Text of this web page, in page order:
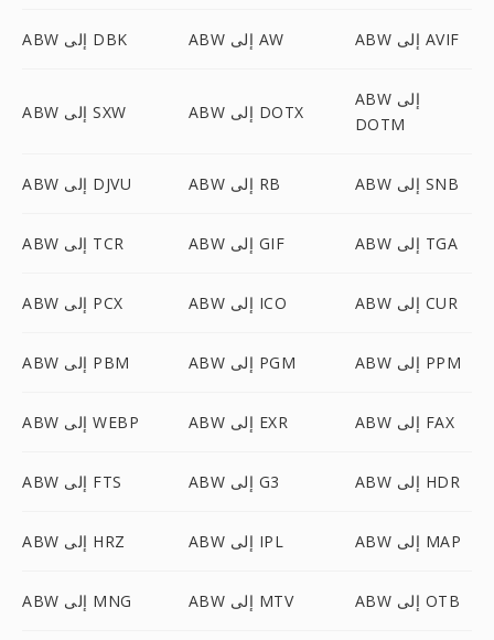
ABW إلى DBK ABW إلى AW ABW إلى AVIF
ABW إلى SXW ABW إلى DOTX
ABW إلى
DOTM
ABW إلى DJVU ABW إلى RB ABW إلى SNB
ABW إلى TCR ABW إلى GIF ABW إلى TGA
ABW إلى PCX ABW إلى ICO ABW إلى CUR
ABW إلى PBM ABW إلى PGM ABW إلى PPM
ABW إلى WEBP ABW إلى EXR ABW إلى FAX
ABW إلى FTS ABW إلى G3 ABW إلى HDR
ABW إلى HRZ ABW إلى IPL ABW إلى MAP
ABW إلى MNG ABW إلى MTV ABW إلى OTB